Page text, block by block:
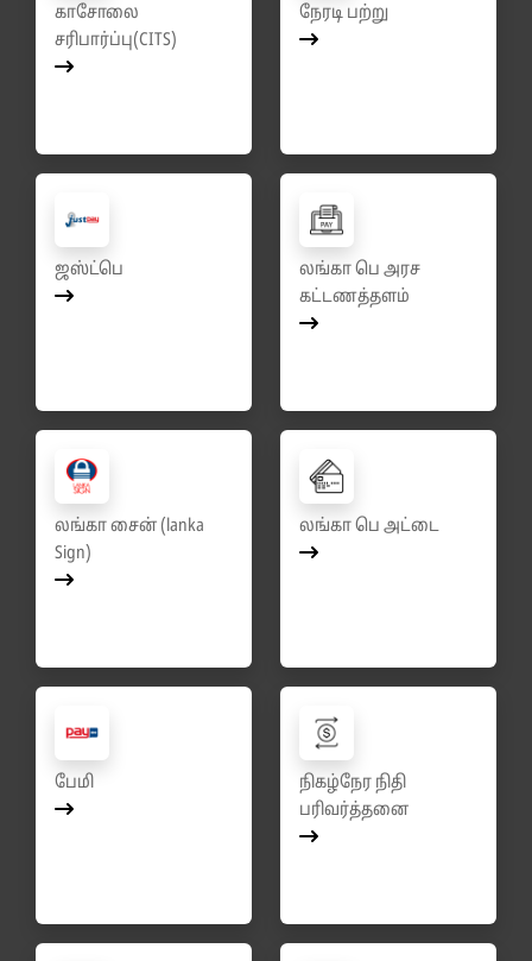
காசோலை
சரிபார்ப்பு(CITS)
நேரடி பற்று
ஜஸ்ட்பெ
லங்கா பெ அரச
கட்டணத்தளம்
லங்கா சைன் (lanka
Sign)
லங்கா பெ அட்டை
பேமி
நிகழ்நேர நிதி
பரிவர்த்தனை